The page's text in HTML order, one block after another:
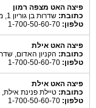
פיצה האט מצפה רמון
כתובת: שדרות בן גוריון 1, מצפה רמון
טלפון:
פיצה האט אילת
כתובת: הקניון האדום, שדרות
טלפון:
פיצה האט אילת
כתובת: טיילת פנינת
טלפון: